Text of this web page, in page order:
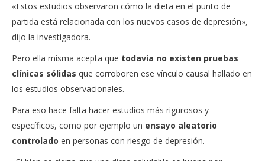
«Estos estudios observaron cómo la dieta en el punto de
partida está relacionada con los nuevos casos de depresión»,
dijo la investigadora.
Pero ella misma acepta que todavía no existen pruebas
clínicas sólidas que corroboren ese vínculo causal hallado en
los estudios observacionales.
Para eso hace falta hacer estudios más rigurosos y
específicos, como por ejemplo un ensayo aleatorio
controlado en personas con riesgo de depresión.